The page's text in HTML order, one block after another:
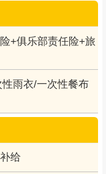
+俱乐部责任险+旅
雨衣/一次性餐布
给